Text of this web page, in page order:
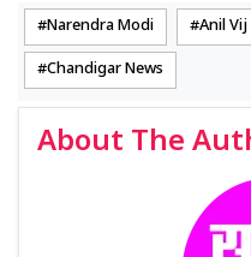
Narendra Modi Anil Vij
Chandigar News
About The